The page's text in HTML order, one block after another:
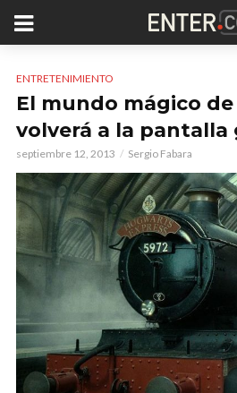
ENTRETENIMIENTO
El mundo mágico
volverá a la pantalla
septiembre 12, 2013 Sergio Fabara